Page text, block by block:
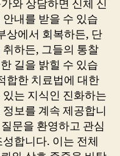
와 상담하면 신체 신
내를 받을 수 있습
상에서 회복하든, 단
하든, 그들의 통찰
길을 밝힐 수 있습
합한 치료법에 대한
는 지식인 진화하는
보를 계속 제공합니
문을 환영하고 관심
합니다. 이는 전체